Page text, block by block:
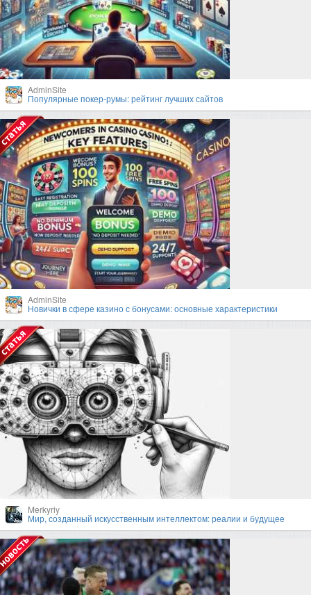
AdminSite
Популярные покер-румы: рейтинг лучших сайтов
AdminSite
Новички в сфере казино с бонусами: основные характеристики
Merkyriy
Мир, созданный искусственным интеллектом: реалии и будущее